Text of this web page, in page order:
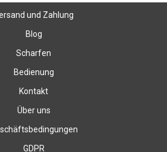
und Zahlung
Blog
Scharfen
Bedienung
Kontakt
Über uns
GDPR